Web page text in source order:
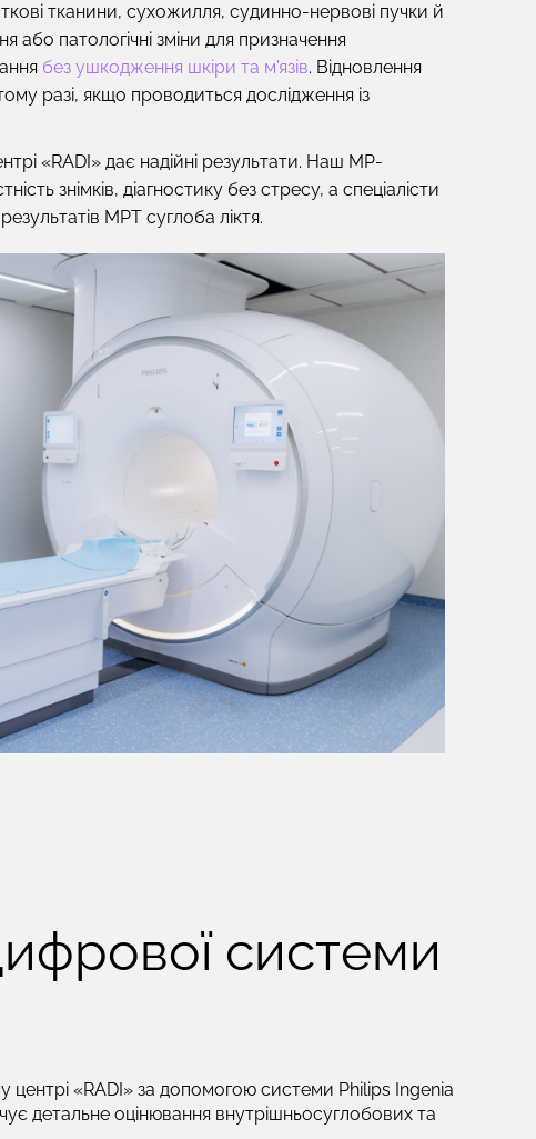
тканини, сухожилля, судинно-нервові пучки й
або патологічні зміни для призначення
без ушкодження шкіри та м'язів. Відновлення
разі, якщо проводиться дослідження із
«RADI» дає надійні результати. Наш МР-
знімків, діагностику без стресу, а спеціалісти
МРТ суглоба ліктя.
системи
центрі «RADI» за допомогою системи Philips Ingenia
детальне оцінювання внутрішньосуглобових та